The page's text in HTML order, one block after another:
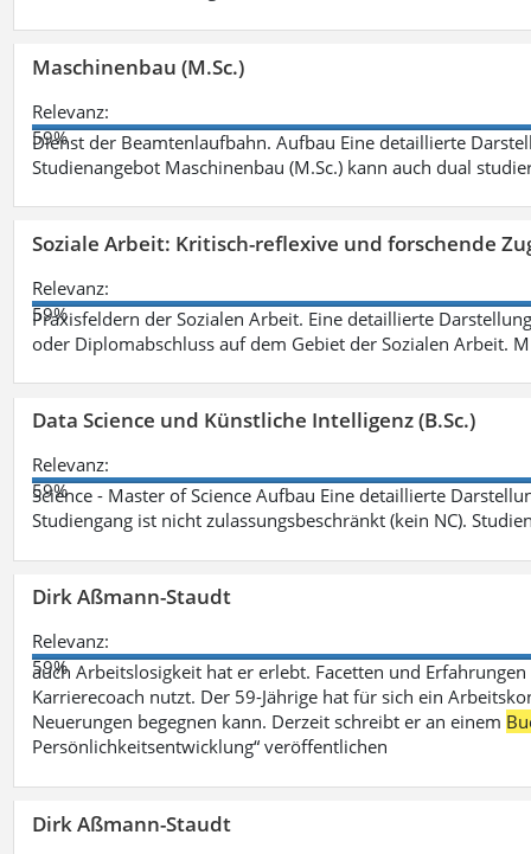
Maschinenbau (M.Sc.)
Relevanz:
59%
Dienst der Beamtenlaufbahn. Aufbau Eine detaillierte
Studienangebot Maschinenbau (M.Sc.) kann auch dual
Soziale Arbeit: Kritisch-reflexive und forschende
Relevanz:
59%
Praxisfeldern der Sozialen Arbeit. Eine detaillierte
oder Diplomabschluss auf dem Gebiet der Sozialen Arbeit.
Data Science und Künstliche Intelligenz (B.Sc.)
Relevanz:
59%
Science - Master of Science Aufbau Eine detaillierte
Studiengang ist nicht zulassungsbeschränkt (kein NC).
Dirk Aßmann-Staudt
Relevanz:
59%
auch Arbeitslosigkeit hat er erlebt. Facetten und
Karrierecoach nutzt. Der 59-Jährige hat für sich ein
Neuerungen begegnen kann. Derzeit schreibt er an einem
Persönlichkeitsentwicklung“ veröffentlichen
Dirk Aßmann-Staudt